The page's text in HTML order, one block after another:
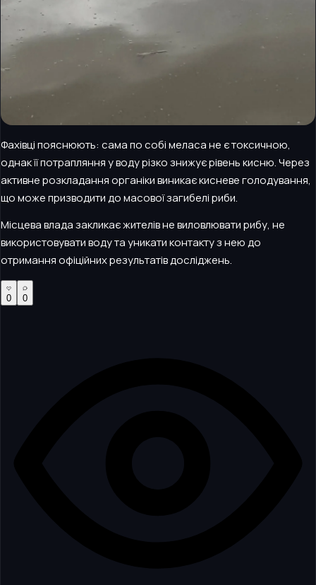
Фахівці пояснюють: сама по собі меласа не є токсичною,
однак її потрапляння у воду різко знижує рівень кисню. Через
активне розкладання органіки виникає кисневе голодування,
що може призводити до масової загибелі риби.
Місцева влада закликає жителів не виловлювати рибу, не
використовувати воду та уникати контакту з нею до
отримання офіційних результатів досліджень.
0 0